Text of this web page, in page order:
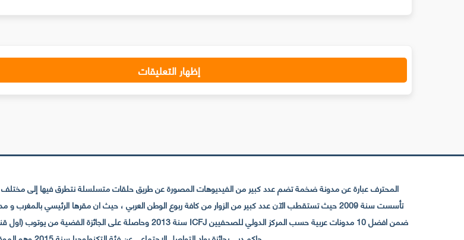
إظهار التعليقات
المحترف عبارة عن مدونة ضخمة تضم عدد كبير من الفيديوهات المصورة عن طريق حلقات متسلسلة نتطرق فيها إلى مختلف